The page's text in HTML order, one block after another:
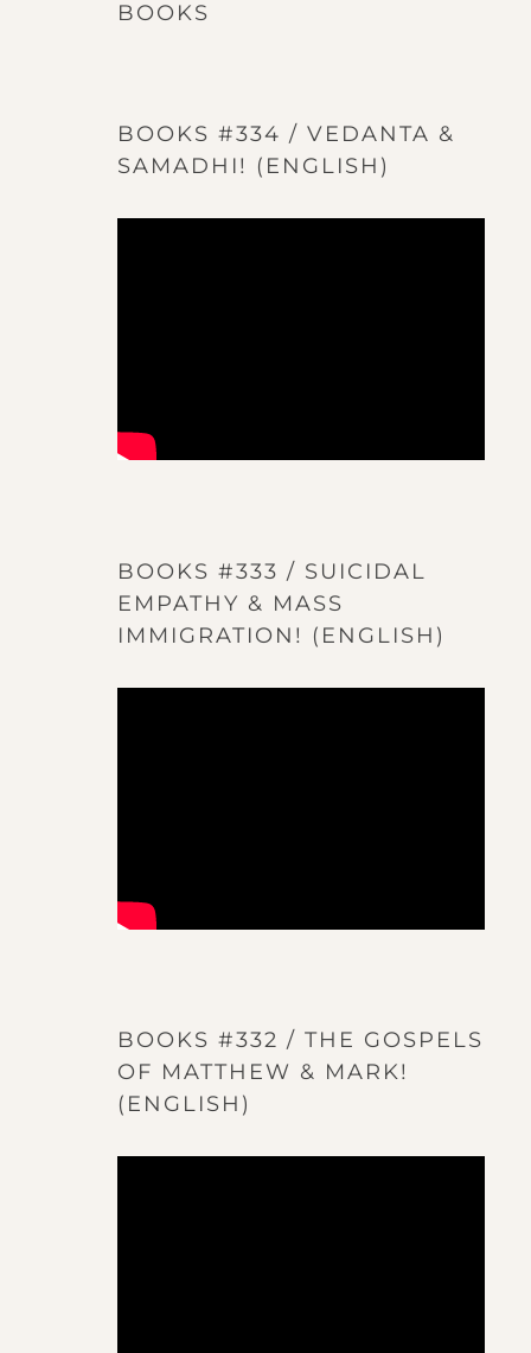
BOOKS
BOOKS #334 / VEDANTA &
SAMADHI! (ENGLISH)
BOOKS #333 / SUICIDAL
EMPATHY & MASS
IMMIGRATION! (ENGLISH)
BOOKS #332 / THE GOSPELS
OF MATTHEW & MARK!
(ENGLISH)